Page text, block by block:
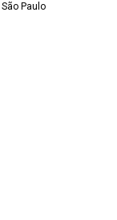
São Paulo